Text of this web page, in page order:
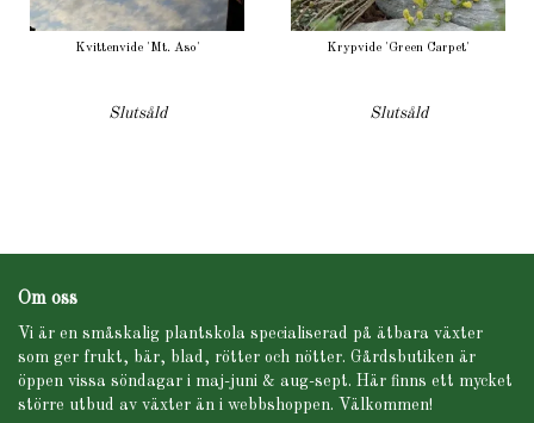
Kvittenvide 'Mt. Aso'
Slutsåld
Krypvide 'Green Carpet'
Slutsåld
Om oss
Vi är en småskalig plantskola specialiserad på ätbara växter
som ger frukt, bär, blad, rötter och nötter. Gårdsbutiken är
öppen vissa söndagar i maj-juni & aug-sept. Här finns ett mycket
större utbud av växter än i webbshoppen. Välkommen!